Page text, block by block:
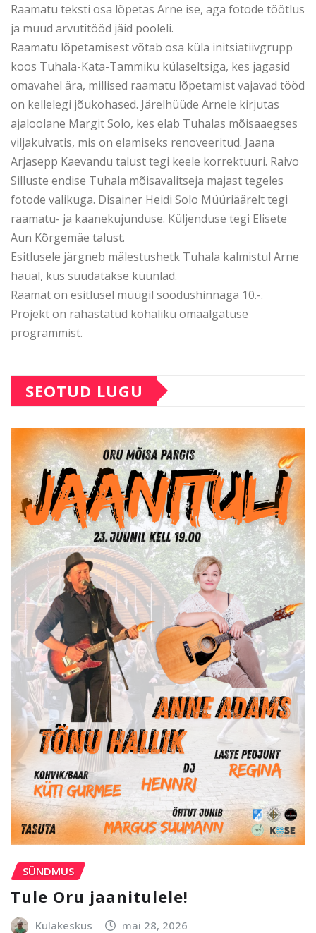
Raamatu teksti osa lõpetas Arne ise, aga fotode töötlus
ja muud arvutitööd jäid pooleli.
Raamatu lõpetamisest võtab osa küla initsiatiivgrupp
koos Tuhala-Kata-Tammiku külaseltsiga, kes jagasid
omavahel ära, millised raamatu lõpetamist vajavad tööd
on kellelegi jõukohased. Järelhüüde Arnele kirjutas
ajaloolane Margit Solo, kes elab Tuhalas mõisaaegses
viljakuivatis, mis on elamiseks renoveeritud. Jaana
Arjasepp Kaevandu talust tegi keele korrektuuri. Raivo
Silluste endise Tuhala mõisavalitseja majast tegeles
fotode valikuga. Disainer Heidi Solo Müüriäärelt tegi
raamatu- ja kaanekujunduse. Küljenduse tegi Elisete
Aun Kõrgemäe talust.
Esitlusele järgneb mälestushetk Tuhala kalmistul Arne
haual, kus süüdatakse küünlad.
Raamat on esitlusel müügil soodushinnaga 10.-.
Projekt on rahastatud kohaliku omaalgatuse
programmist.
SEOTUD LUGU
SÜNDMUS
Tule Oru jaanitulele!
Kulakeskus mai 28, 2026